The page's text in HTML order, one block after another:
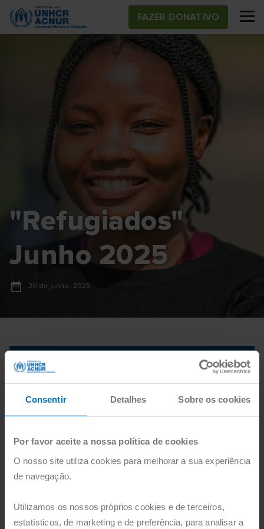
Consentir Detalhes Sobre os cookies
Por favor aceite a nossa política de cookies
O nosso site utiliza cookies para melhorar a sua experiência
de navegação.
Utilizamos os nossos próprios cookies e de terceiros,
estatísticos, de marketing e de preferência, para analisar a
Skip
main
FAZER DONATIVO
"Refugiados"
Junho 2025
20 de junho, 2025
"Refugiados" #8
"Refugiados" #8